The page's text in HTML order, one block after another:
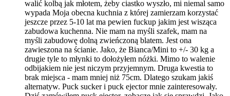
walić kolbą jak młotem, żeby ciastko wyszło, mi niemal samo
wypada Moja obecna kuchnia z której zamierzam korzystać
jeszcze przez 5-10 lat ma pewien fuckup jakim jest wisząca
zabudowa kuchenna. Nie mam na myśli szafek, mam na
myśli zabudowę dolną zwieńczoną blatem. Jest ona
zawieszona na ścianie. Jako, że Bianca/Mini to +/- 30 kg a
drugie tyle to młynki to dołożyłem nóżki. Mimo to walenie
odbijakiem nie jest niczym przyjemnym. Druga kwestia to
brak miejsca - mam mniej niż 75cm. Dlatego szukam jakiś
alternatyw. Puck sucker i puck ejector mnie zainteresowały.